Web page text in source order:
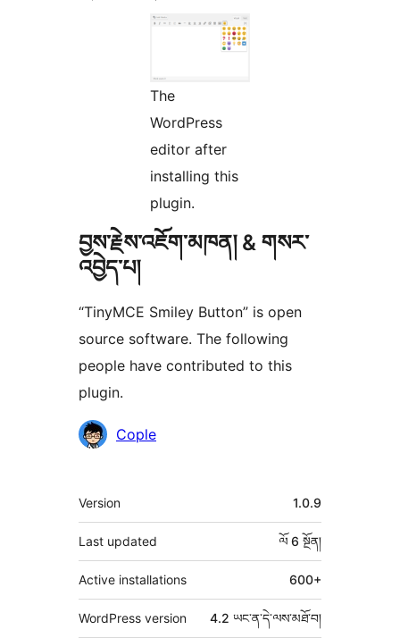
The
WordPress
editor after
installing this
plugin.
བྱས་རྗེས་འཇོག་མཁན། & གསར་
འབྱེད་པ།
“TinyMCE Smiley Button” is open
source software. The following
people have contributed to this
plugin.
བྱས་
མཁན།
Cople
ཟུར་
བརྗོད།
Version 1.0.9
Last updated ལོ 6 སྔོན།
Active installations 600+
WordPress version 4.2 ཡང་ན་དེ་ལས་མཐོ་བ།